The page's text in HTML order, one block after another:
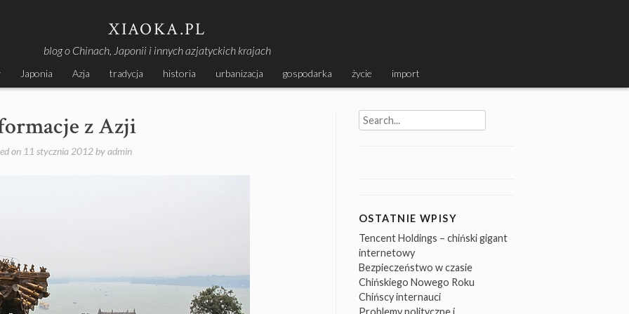
XIAOKA.PL
blog o Chinach, Japonii i innych azjatyckich krajach
Japonia Azja tradycja historia urbanizacja gospodarka życie import
z Azji
on 11 stycznia 2012byadmin
Search
for:
OSTATNIE WPISY
Tencent Holdings – chiński gigant
internetowy
Bezpieczeństwo w czasie
Chińskiego Nowego Roku
Chińscy internauci
Problemy polityczne i